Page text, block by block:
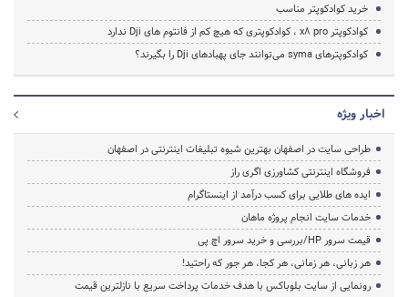
خرید کوادکوپتر مناسب
کوادکوپتر x8 pro ، کوادکوپتری که هیچ کم از فانتوم های Dji ندارد
کوادکوپترهای syma می‌توانند جای پهبادهای Dji را بگیرند؟
اخبار ویژه
طراحی سایت در اصفهان بهترین شیوه تبلیغات اینترنتی در اصفهان
فروشگاه اینترنتی کشاورزی اگری راز
ایده های طلایی برای کسب درآمد از اینستاگرام
خدمات سایت انجام پروژه ماهان
قیمت سرور HP/بررسی و خرید سرور اچ پی
هر زبانی، هر زمانی، هر کجا، هر جور که راحتید!
رونمایی از سایت بلوباکس با هدف خدمات پرداخت سریع با نازلترین قیمت